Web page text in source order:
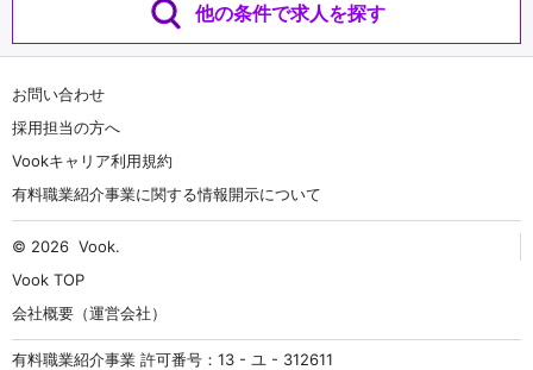
他の条件で求人を探す
お問い合わせ
採用担当の方へ
Vookキャリア利用規約
有料職業紹介事業に関する情報開示について
© 2026 Vook.
Vook TOP
会社概要（運営会社）
有料職業紹介事業 許可番号：13 - ユ - 312611